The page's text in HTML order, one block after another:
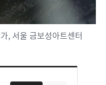
, 서울 금보성아트센터